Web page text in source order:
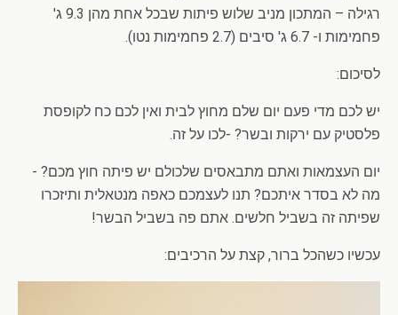
רגילה – המתכון מניב שלוש פיתות שבכל אחת מהן 9.3 ג'
פחמימות ו- 6.7 ג' סיבים (2.7 פחמימות נטו).
לסיכום:
יש לכם מדי פעם יום שלם מחוץ לבית ואין לכם כח לקופסת
פלסטיק עם ירקות ובשר? -לכו על זה.
יום העצמאות ואתם מתבאסים שלכולם יש פיתה חוץ מכם? -
מה לא בסדר איתכם? תנו לעצמכם כאפה מנטאלית ותיזכרו
שפיתה זה בשביל חלשים. אתם פה בשביל הבשר!
עכשיו כשהכל ברור, קצת על הרכיבים: